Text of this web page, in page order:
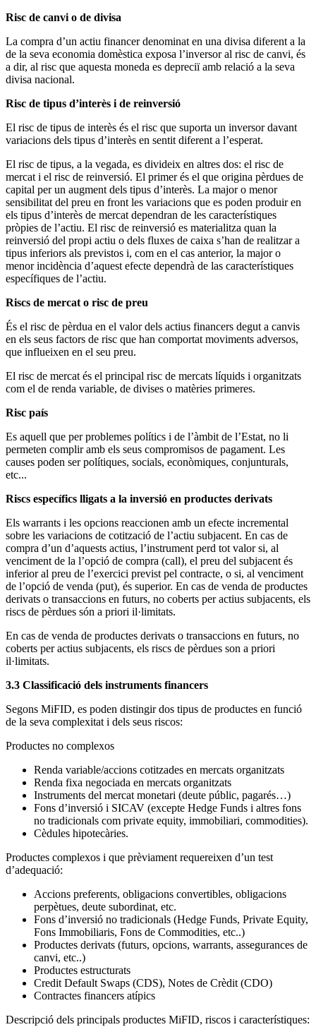
Risc de canvi o de divisa
La compra d’un actiu financer denominat en una divisa diferent a la
de la seva economia domèstica exposa l’inversor al risc de canvi, és
a dir, al risc que aquesta moneda es depreciï amb relació a la seva
divisa nacional.
Risc de tipus d’interès i de reinversió
El risc de tipus de interès és el risc que suporta un inversor davant
variacions dels tipus d’interès en sentit diferent a l’esperat.
El risc de tipus, a la vegada, es divideix en altres dos: el risc de
mercat i el risc de reinversió. El primer és el que origina pèrdues de
capital per un augment dels tipus d’interès. La major o menor
sensibilitat del preu en front les variacions que es poden produir en
els tipus d’interès de mercat dependran de les característiques
pròpies de l’actiu. El risc de reinversió es materialitza quan la
reinversió del propi actiu o dels fluxes de caixa s’han de realitzar a
tipus inferiors als previstos i, com en el cas anterior, la major o
menor incidència d’aquest efecte dependrà de las característiques
específiques de l’actiu.
Riscs de mercat o risc de preu
És el risc de pèrdua en el valor dels actius financers degut a canvis
en els seus factors de risc que han comportat moviments adversos,
que influeixen en el seu preu.
El risc de mercat és el principal risc de mercats líquids i organitzats
com el de renda variable, de divises o matèries primeres.
Risc país
Es aquell que per problemes polítics i de l’àmbit de l’Estat, no li
permeten complir amb els seus compromisos de pagament. Les
causes poden ser polítiques, socials, econòmiques, conjunturals,
etc...
Riscs específics lligats a la inversió en productes derivats
Els warrants i les opcions reaccionen amb un efecte incremental
sobre les variacions de cotització de l’actiu subjacent. En cas de
compra d’un d’aquests actius, l’instrument perd tot valor si, al
venciment de la l’opció de compra (call), el preu del subjacent és
inferior al preu de l’exercici previst pel contracte, o si, al venciment
de l’opció de venda (put), és superior. En cas de venda de productes
derivats o transaccions en futurs, no coberts per actius subjacents, els
riscs de pèrdues són a priori il·limitats.
En cas de venda de productes derivats o transaccions en futurs, no
coberts per actius subjacents, els riscs de pèrdues son a priori
il·limitats.
3.3 Classificació dels instruments financers
Segons MiFID, es poden distingir dos tipus de productes en funció
de la seva complexitat i dels seus riscos:
Productes no complexos
Renda variable/accions cotitzades en mercats organitzats
Renda fixa negociada en mercats organitzats
Instruments del mercat monetari (deute públic, pagarés…)
Fons d’inversió i SICAV (excepte Hedge Funds i altres fons
no tradicionals com private equity, immobiliari, commodities).
Cèdules hipotecàries.
Productes complexos i que prèviament requereixen d’un test
d’adequació:
Accions preferents, obligacions convertibles, obligacions
perpètues, deute subordinat, etc.
Fons d’inversió no tradicionals (Hedge Funds, Private Equity,
Fons Immobiliaris, Fons de Commodities, etc..)
Productes derivats (futurs, opcions, warrants, assegurances de
canvi, etc..)
Productes estructurats
Credit Default Swaps (CDS), Notes de Crèdit (CDO)
Contractes financers atípics
Descripció dels principals productes MiFID, riscos i característiques: